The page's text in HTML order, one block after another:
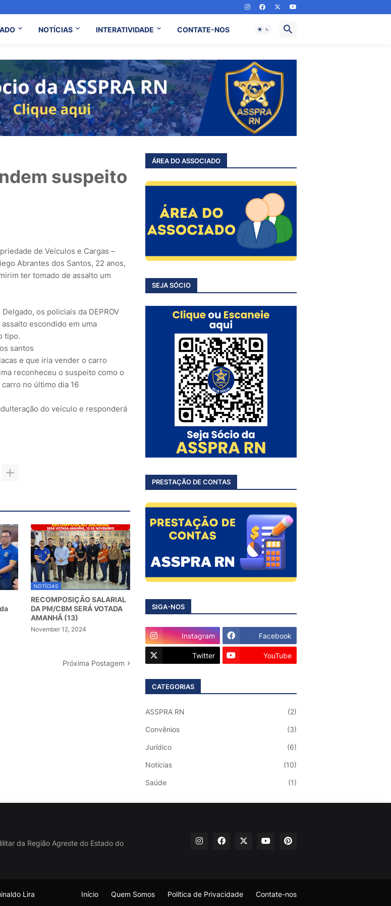
NOTÍCIAS INTERATIVIDADE CONTATE-NOS
suspeito
de Veículos e Cargas –
Abrantes dos Santos, 22 anos,
ter tomado de assalto um
os policiais da DEPROV
escondido em uma
tipo.
e que iria vender o carro
reconheceu o suspeito como o
no último dia 16
do veículo e responderá
NOTÍCIAS
RECOMPOSIÇÃO SALARIAL
DA PM/CBM SERÁ VOTADA
AMANHÃ (13)
November 12, 2024
Próxima Postagem
ÁREA DO ASSOCIADO
SEJA SÓCIO
PRESTAÇÃO DE CONTAS
SIGA-NOS
Instagram Facebook
Twitter YouTube
CATEGORIAS
ASSPRA RN (2)
Convênios (3)
Jurídico (6)
Notícias (10)
Saúde (1)
da Região Agreste do Estado do
Lira Início Quem Somos Política de Privacidade Contate-nos